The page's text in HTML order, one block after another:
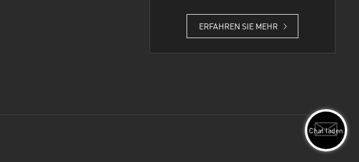
ERFAHREN SIE MEHR
Chat laden